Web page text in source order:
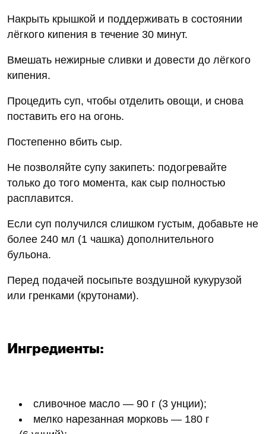
Накрыть крышкой и поддерживать в состоянии
лёгкого кипения в течение 30 минут.
Вмешать нежирные сливки и довести до лёгкого
кипения.
Процедить суп, чтобы отделить овощи, и снова
поставить его на огонь.
Постепенно вбить сыр.
Не позволяйте супу закипеть: подогревайте
только до того момента, как сыр полностью
расплавится.
Если суп получился слишком густым, добавьте не
более 240 мл (1 чашка) дополнительного
бульона.
Перед подачей посыпьте воздушной кукурузой
или гренками (крутонами).
Ингредиенты:
сливочное масло — 90 г (3 унции);
мелко нарезанная морковь — 180 г